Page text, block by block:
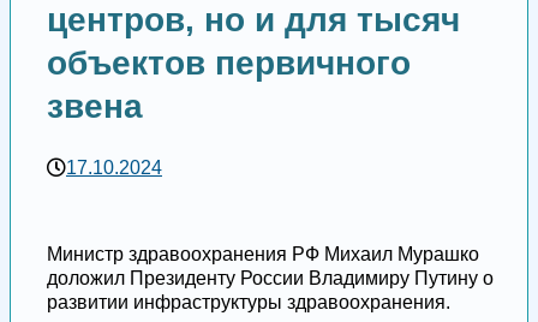
центров, но и для тысяч
объектов первичного
звена
17.10.2024
Министр здравоохранения РФ Михаил Мурашко
доложил Президенту России Владимиру Путину о
развитии инфраструктуры здравоохранения.